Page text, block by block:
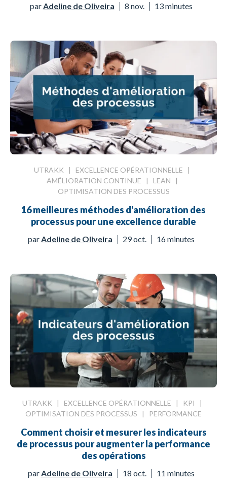
par Adeline de Oliveira 8 nov. 13 minutes
UTRAKK | EXCELLENCE OPÉRATIONNELLE |
AMÉLIORATION CONTINUE | LEAN |
OPTIMISATION DES PROCESSUS
16 meilleures méthodes d'amélioration des
processus pour une excellence durable
par Adeline de Oliveira 29 oct. 16 minutes
UTRAKK | EXCELLENCE OPÉRATIONNELLE | KPI |
OPTIMISATION DES PROCESSUS | PERFORMANCE
Comment choisir et mesurer les indicateurs
de processus pour augmenter la performance
des opérations
par Adeline de Oliveira 18 oct. 11 minutes